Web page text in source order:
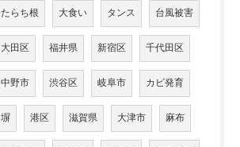
たらち根 大食い タンス 台風被害
大田区 福井県 新宿区 千代田区
中野市 渋谷区 岐阜市 カビ発育
塀 港区 滋賀県 大津市 麻布